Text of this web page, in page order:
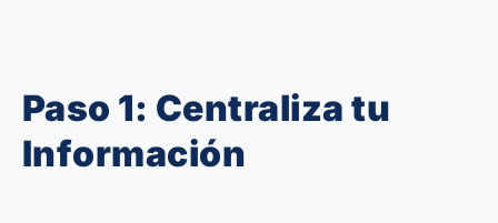
Paso 1: Centraliza tu
Información